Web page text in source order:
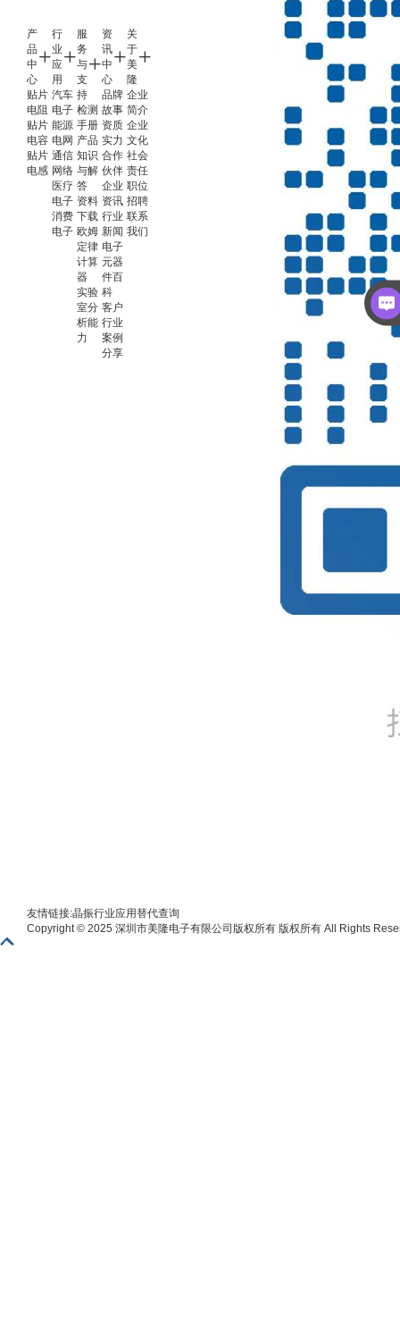
产
品
中
心
贴片
电阻
贴片
电容
贴片
电感
行
业
应
用
汽车
电子
能源
电网
通信
网络
医疗
电子
消费
电子
服
务
与
支
持
检测
手册
产品
知识
与解
答
资料
下载
欧姆
定律
计算
器
实验
室分
析能
力
资
讯
中
心
品牌
故事
资质
实力
合作
伙伴
企业
资讯
行业
新闻
电子
元器
件百
科
客户
行业
案例
分享
关
于
美
隆
企业
简介
企业
文化
社会
责任
职位
招聘
联系
我们
友情链接:晶振行业应用替代查询
Copyright © 2025 深圳市美隆电子有限公司版权所有 版权所有 All Rights